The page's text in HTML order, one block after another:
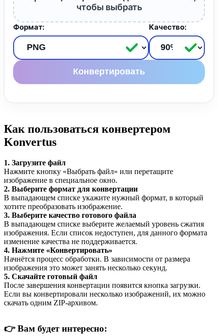
чтобы выбрать
Формат: Качество:
Конвертировать
Как пользоваться конвертером
Konvertus
1. Загрузите файл
Нажмите кнопку «Выбрать файл» или перетащите
изображение в специальное окно.
2. Выберите формат для конвертации
В выпадающем списке укажите нужный формат, в который
хотите преобразовать изображение.
3. Выберите качество готового файла
В выпадающем списке выберите желаемый уровень сжатия
изображения. Если список недоступен, для данного формата
изменение качества не поддерживается.
4. Нажмите «Конвертировать»
Начнётся процесс обработки. В зависимости от размера
изображения это может занять несколько секунд.
5. Скачайте готовый файл
После завершения конвертации появится кнопка загрузки.
Если вы конвертировали несколько изображений, их можно
скачать одним ZIP-архивом.
👉Вам будет интересно: